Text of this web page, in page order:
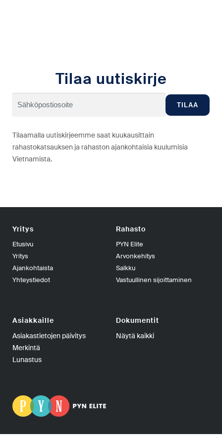
Tilaa uutiskirje
Tilaamalla uutiskirjeemme saat kuukausittain
rahastokatsauksen ja rahaston ajankohtaisia kuulumisia
Vietnamista.
Yritys
Etusivu
Yritys
Ajankohtaista
Yhteystiedot
Rahasto
PYN Elite
Arvonkehitys
Salkku
Vastuullinen sijoittaminen
Asiakkaille
Asiakastietojen päivitys
Merkintä
Lunastus
Dokumentit
Näytä kaikki